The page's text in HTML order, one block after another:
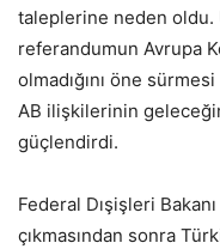
taleplerine neden oldu.
referandumun Avrupa
olmadığını öne
AB ilişkilerinin
güçlendirdi.
Federal Dışişleri
çıkmasından sonra